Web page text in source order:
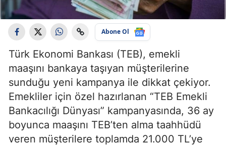
Abone Ol
Türk Ekonomi Bankası (TEB), emekli
maaşını bankaya taşıyan müşterilerine
sunduğu yeni kampanya ile dikkat çekiyor.
Emekliler için özel hazırlanan “TEB Emekli
Bankacılığı Dünyası” kampanyasında, 36 ay
boyunca maaşını TEB’ten alma taahhüdü
veren müşterilere toplamda 21.000 TL’ye